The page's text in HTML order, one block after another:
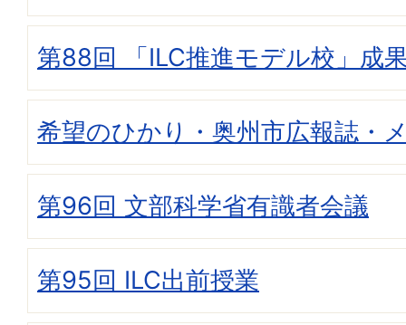
第88回 「ILC推進モデル校」成
希望のひかり・奥州市広報誌・
第96回 文部科学省有識者会議
第95回 ILC出前授業